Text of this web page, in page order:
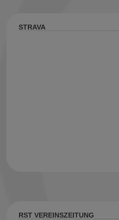
STRAVA
RST VEREINSZEITUNG